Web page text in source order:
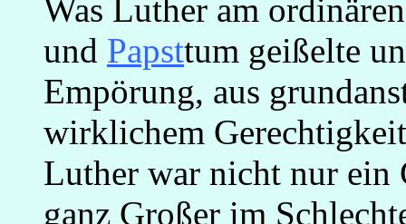
Was Luther am
und Papsttum geißelte
Empörung, aus
wirklichem
Luther war nicht nur ein
ganz Großer im